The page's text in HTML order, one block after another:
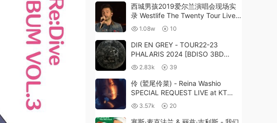
[BDMV 46GB]
西城男孩2019爱尔兰演唱会现场实
录 Westlife The Twenty Tour Live
from Croke Park 2019《BDMV
36.4G》
1.08w 10
DIR EN GREY - TOUR22-23
PHALARIS 2024 [BDISO 3BD
66.1GB]
2.83k 39
伶 (鷲尾伶菜) - Reina Washio
SPECIAL REQUEST LIVE at KT
Zepp Yokohama 付属BD 2023
[BDISO 21.8GB]
3.57k 20